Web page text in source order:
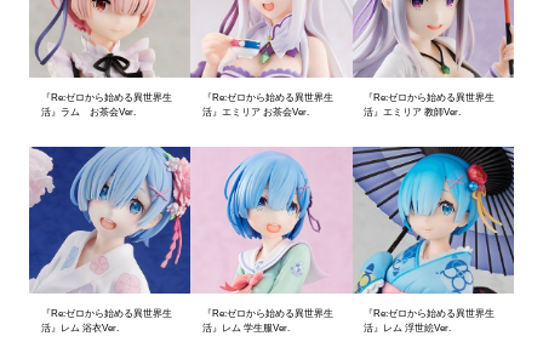
『Re:ゼロから始める異世界生
活』ラム お茶会Ver.
『Re:ゼロから始める異世界生
活』エミリア お茶会Ver.
『Re:ゼロから始める異世界生
活』エミリア 教師Ver.
『Re:ゼロから始める異世界生
活』レム 浴衣Ver.
『Re:ゼロから始める異世界生
活』レム 学生服Ver.
『Re:ゼロから始める異世界生
活』レム 浮世絵Ver.